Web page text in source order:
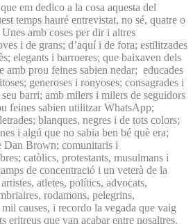
em dedico a la cosa aquesta del
temps hauré entrevistat, no sé, quatre o
amb coses per dir i altres
i de grans; d’aquí i de fora; estilitzades
elegants i barroeres; que baixaven dels
amb prou feines sabien nedar; educades
generoses i ronyoses; consagrades i
barri; amb milers i milers de seguidors
feines sabien utilitzar WhatsApp;
blanques, negres i de tots colors;
i algú que no sabia ben bé què era;
Dan Brown; comunitaris i
catòlics, protestants, musulmans i
de concentració i un veterà de la
atletes, polítics, advocats,
rodamons, pelegrins,
causes, i recordo la vegada que vaig
eritreus que van acabar entre nosaltres.